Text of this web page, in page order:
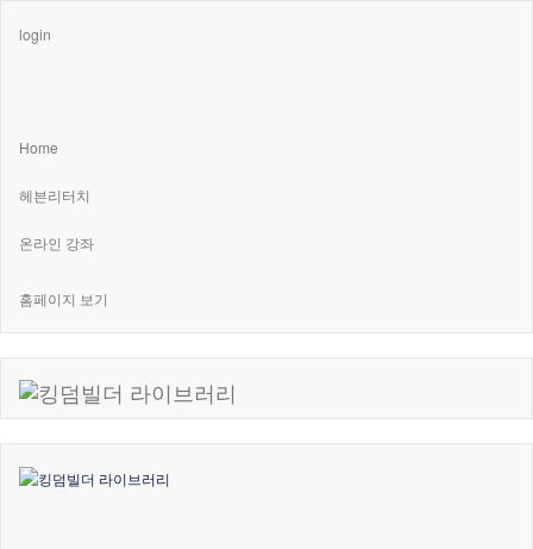
login
Home
헤븐리터치
온라인 강좌
홈페이지 보기